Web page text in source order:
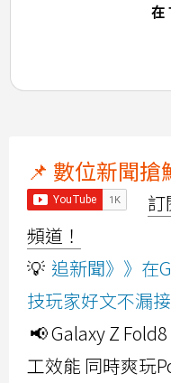
在
📌 數位新聞搶
訂
頻道！
💡 追新聞》》在
技玩家好文不漏接
📢 Galaxy Z
工效能 同時爽玩